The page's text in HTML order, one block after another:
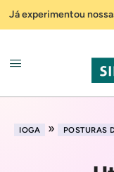
Já experimentou
IOGA » POSTURAS